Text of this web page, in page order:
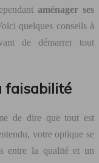
aménager ses
quelques conseils à
de démarrer tout
faisabilité
de dire que tout est
votre optique se
entre la qualité et un